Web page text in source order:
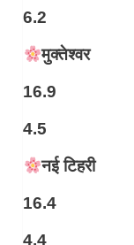
6.2
मुक्तेश्वर
16.9
4.5
नई टिहरी
16.4
4.4